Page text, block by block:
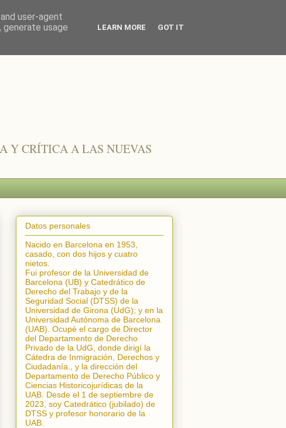
Y CRÍTICA A LAS NUEVAS
Datos personales
Nacido en Barcelona en 1953,
casado, con dos hijos y cuatro
nietos.
Fui profesor de la Universidad de
Barcelona (UB) y Catedrático de
Derecho del Trabajo y de la
Seguridad Social (DTSS) de la
Universidad de Girona (UdG); y en la
Universidad Autónoma de Barcelona
(UAB). Ocupé el cargo de Director
del Departamento de Derecho
Privado de la UdG, donde dirigí la
Cátedra de Inmigración, Derechos y
Ciudadanía.
, y la dirección del
Departamento de Derecho Público y
Ciencias Historicojurídicas de la
UAB. Desde el 1 de septiembre de
2023, soy Catedrático (jubilado) de
DTSS y profesor honorario de la
UAB.
user-agent
usage
LEARN MORE GOT IT